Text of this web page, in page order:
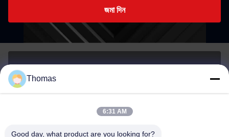
জমা দিন
sales21@jimagroup.com
Thomas
6:31 AM
Good day, what product are you looking for?